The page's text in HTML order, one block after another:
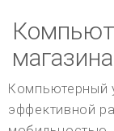
магазина
Компьютерный
эффективной